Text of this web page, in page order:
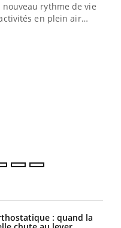
rythme de vie !
en plein air…
: quand la